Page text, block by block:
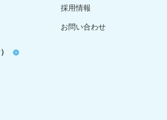
採用情報
お問い合わせ